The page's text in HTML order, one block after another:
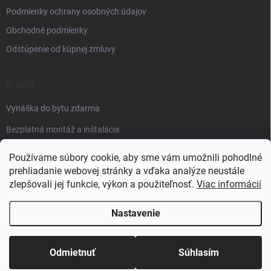
Používame súbory cookie, aby sme vám umožnili pohodlné
prehliadanie webovej stránky a vďaka analýze neustále
zlepšovali jej funkcie, výkon a použiteľnosť. Viac informácií
Nastavenie
Odmietnuť Súhlasím
Podmienky ochrany osobných údajov
Obchodné podmienky
Odstúpenie od kúpnej zmluvy
Vynáška do bytu zdarma
Bezplatná montáž a inštalácia
Vytvoril Shoptet
Copyright 2026 . Všetky práva vyhradené.